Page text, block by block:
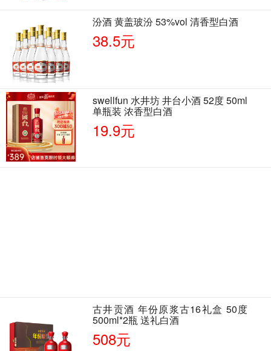
汾酒 黄盖玻汾 53%vol 清香型白酒
38.5元
swellfun 水井坊 井台小酒 52度 50ml
单瓶装 浓香型白酒
19.9元
古井贡酒 年份原浆古16礼盒 50度
500ml*2瓶 送礼白酒
508元